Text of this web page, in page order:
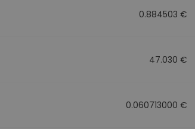
0.884503 €
47.030 €
0.060713000 €